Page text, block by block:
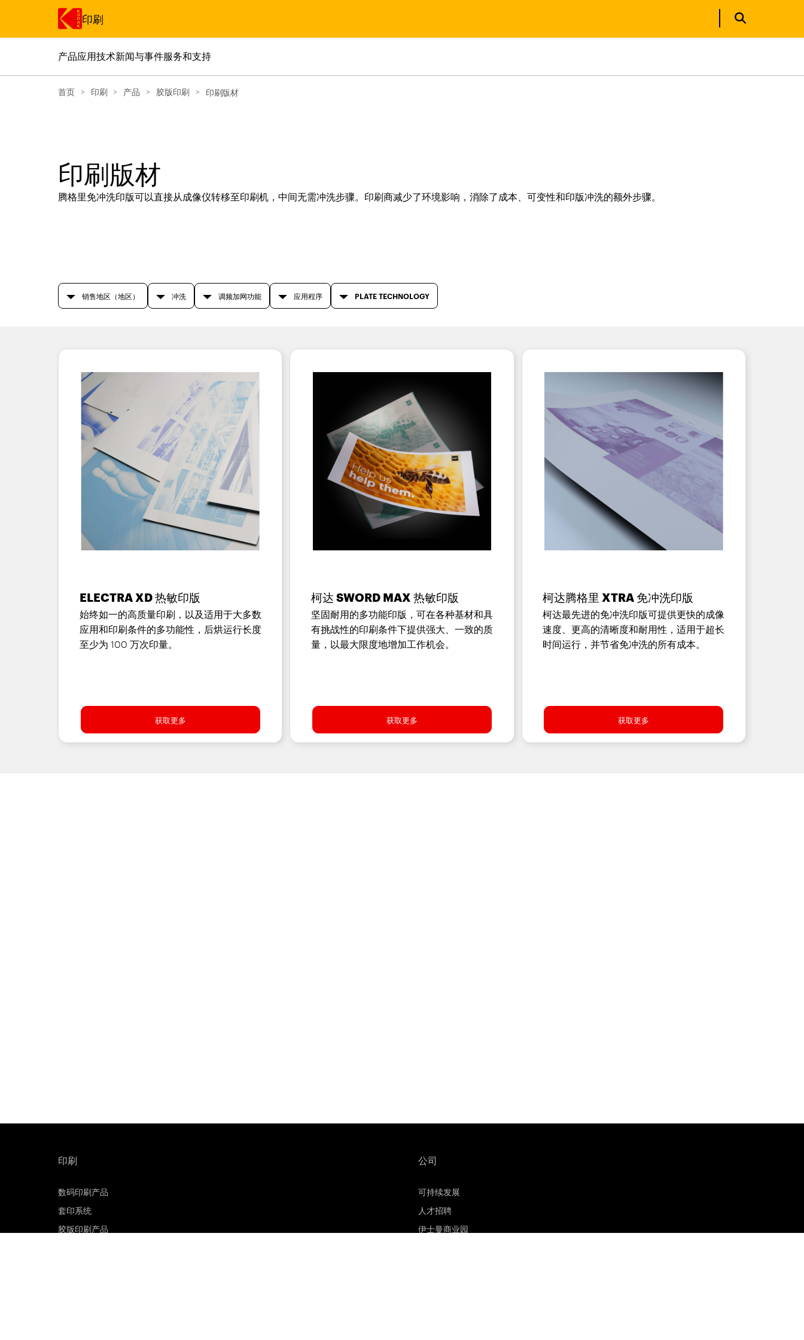
印刷
产品应用技术新闻与事件服务和支持
首页 > 印刷 > 产品 > 胶版印刷 > 印刷版材
印刷版材
腾格里免冲洗印版可以直接从成像仪转移至印刷机，中间无需冲洗步骤。印刷商减少了环境影响，消除了成本、可变性和印版冲洗的额外步骤。
销售地区（地区） 冲洗 调频加网功能 应用程序 PLATE TECHNOLOGY
ELECTRA XD 热敏印版
始终如一的高质量印刷，以及适用于大多数
应用和印刷条件的多功能性，后烘运行长度
至少为 100 万次印量。
获取更多
柯达 SWORD MAX 热敏印版
坚固耐用的多功能印版，可在各种基材和具
有挑战性的印刷条件下提供强大、一致的质
量，以最大限度地增加工作机会。
获取更多
柯达腾格里 XTRA 免冲洗印版
柯达最先进的免冲洗印版可提供更快的成像
速度、更高的清晰度和耐用性，适用于超长
时间运行，并节省免冲洗的所有成本。
获取更多
印刷
数码印刷产品
套印系统
胶版印刷产品
公司
可持续发展
人才招聘
伊士曼商业园